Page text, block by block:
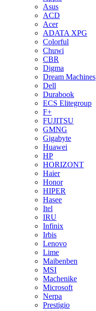
Asus
ACD
Acer
ADATA XPG
Colorful
Chuwi
CBR
Digma
Dream Machines
Dell
Durabook
ECS Elitegroup
F+
FUJITSU
GMNG
Gigabyte
Huawei
HP
HORIZONT
Haier
Honor
HIPER
Hasee
Itel
IRU
Infinix
Irbis
Lenovo
Lime
Maibenben
MSI
Machenike
Microsoft
Nerpa
Prestigio